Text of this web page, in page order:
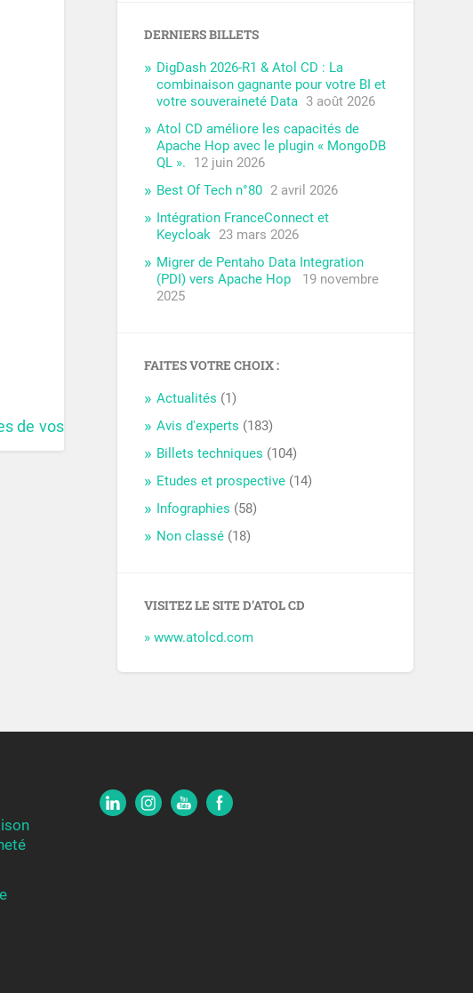
de vos
DERNIERS BILLETS
DigDash 2026-R1 & Atol CD : La
combinaison gagnante pour votre BI et
votre souveraineté Data 3 août 2026
Atol CD améliore les capacités de
Apache Hop avec le plugin « MongoDB
QL ».
12 juin 2026
Best Of Tech n°80 2 avril 2026
Intégration FranceConnect et
Keycloak 23 mars 2026
Migrer de Pentaho Data Integration
(PDI) vers Apache Hop
19 novembre
2025
FAITES VOTRE CHOIX :
Actualités (1)
Avis d'experts (183)
Billets techniques (104)
Etudes et prospective (14)
Infographies (58)
Non classé (18)
VISITEZ LE SITE D’ATOL CD
» www.atolcd.com